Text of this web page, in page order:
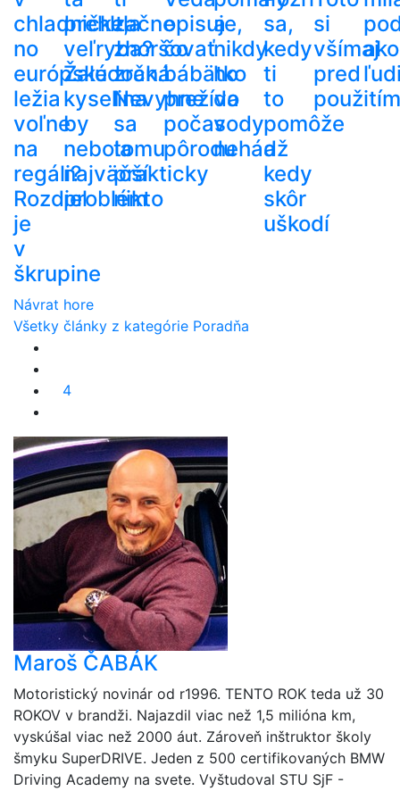
chladničke,
no
európske
ležia
voľne
na
regáli?
Rozdiel
je
v
škrupine
prehltla
veľryba?
Žalúdočná
kyselina
by
nebola
najväčší
problém
začne
zhoršovať
zrak.
Nevyhne
sa
tomu
prakticky
nikto
opisuje,
čo
bábätko
prežíva
počas
pôrodu
a
nikdy
ho
do
vody
nehádž
sa,
kedy
ti
to
pomôže
a
kedy
skôr
uškodí
si
všímaj
pred
použitím
ako
Návrat hore
Všetky články z kategórie Poradňa
4
Maroš ČABÁK
Motoristický novinár od r1996. TENTO ROK teda už 30
ROKOV v brandži. Najazdil viac než 1,5 milióna km,
vyskúšal viac než 2000 áut. Zároveň inštruktor školy
šmyku SuperDRIVE. Jeden z 500 certifikovaných BMW
Driving Academy na svete. Vyštudoval STU SjF -